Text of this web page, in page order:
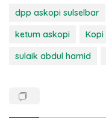
dpp askopi sulselbar
ketum askopi
Kopi
sulaik abdul hamid